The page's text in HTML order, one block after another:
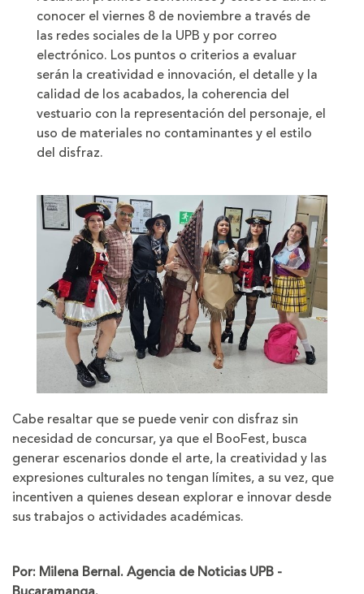
conocer el viernes 8 de noviembre a través de
las redes sociales de la UPB y por correo
electrónico. Los puntos o criterios a evaluar
serán la creatividad e innovación, el detalle y la
calidad de los acabados, la coherencia del
vestuario con la representación del personaje, el
uso de materiales no contaminantes y el estilo
del disfraz.
Cabe resaltar que se puede venir con disfraz sin
necesidad de concursar, ya que el BooFest, busca
generar escenarios donde el arte, la creatividad y las
expresiones culturales no tengan límites, a su vez, que
incentiven a quienes desean explorar e innovar desde
sus trabajos o actividades académicas.
Por: Milena Bernal. Agencia de Noticias UPB -